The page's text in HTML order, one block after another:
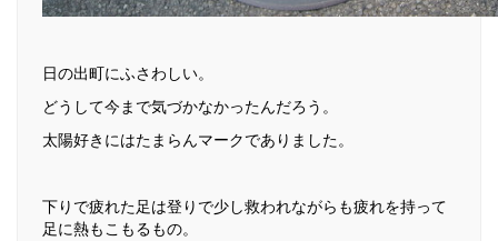
日の出町にふさわしい。
どうして今まで気づかなかったんだろう。
太陽好きにはたまらんマークでありました。
下りで疲れた足は登りで少し救われながらも疲れを持って
足に熱もこもるもの。